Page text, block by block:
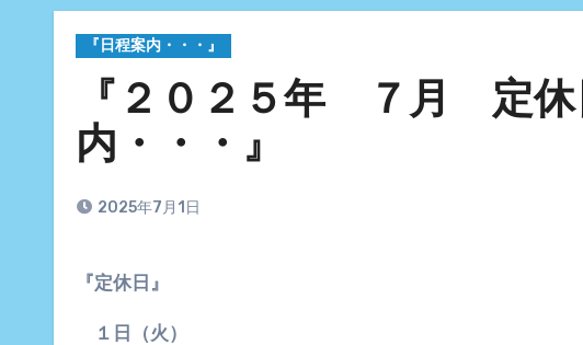
『日程案内・・・』
『２０２５年 ７月 定休
内・・・』
2025年7月1日
『定休日』
１日（火）